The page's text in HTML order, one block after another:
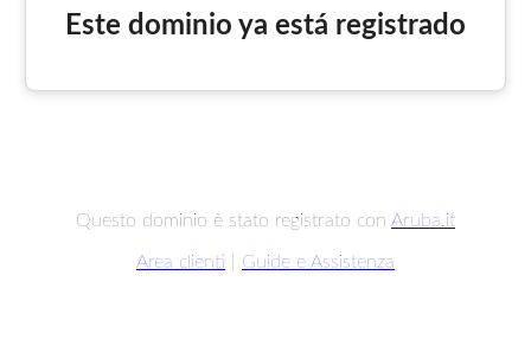
Este dominio ya está registrado
Questo dominio è stato registrato con Aruba.it
Area clienti Guide e Assistenza